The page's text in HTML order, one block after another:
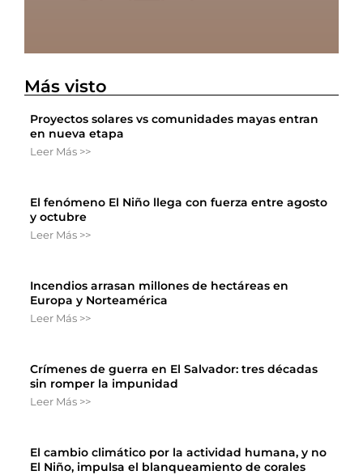
Más visto
Proyectos solares vs comunidades mayas entran
en nueva etapa
Leer Más >>
El fenómeno El Niño llega con fuerza entre agosto
y octubre
Leer Más >>
Incendios arrasan millones de hectáreas en
Europa y Norteamérica
Leer Más >>
Crímenes de guerra en El Salvador: tres décadas
sin romper la impunidad
Leer Más >>
El cambio climático por la actividad humana, y no
El Niño, impulsa el blanqueamiento de corales